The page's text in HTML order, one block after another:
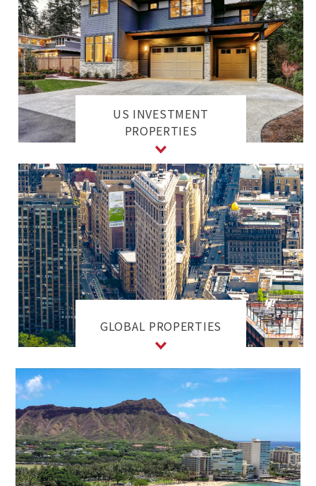
US INVESTMENT
PROPERTIES
GLOBAL PROPERTIES